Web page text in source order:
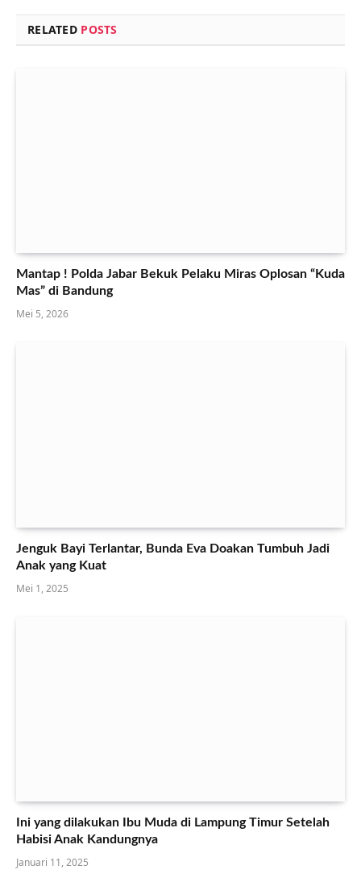
RELATED POSTS
Mantap ! Polda Jabar Bekuk Pelaku Miras Oplosan “Kuda
Mas” di Bandung
Mei 5, 2026
Jenguk Bayi Terlantar, Bunda Eva Doakan Tumbuh Jadi
Anak yang Kuat
Mei 1, 2025
Ini yang dilakukan Ibu Muda di Lampung Timur Setelah
Habisi Anak Kandungnya
Januari 11, 2025